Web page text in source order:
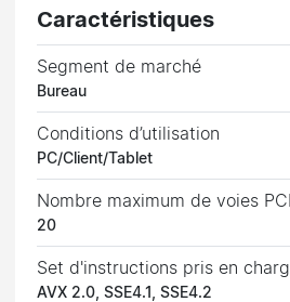
Caractéristiques
Segment de marché
Bureau
Conditions d’utilisation
PC/Client/Tablet
Nombre maximum de voies
20
Set d'instructions pris en
AVX 2.0, SSE4.1, SSE4.2